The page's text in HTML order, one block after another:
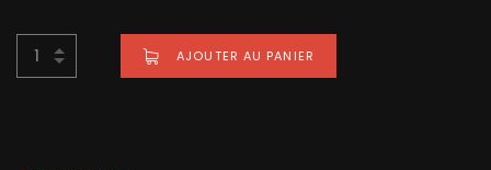
AJOUTER AU PANIER
Alternative: